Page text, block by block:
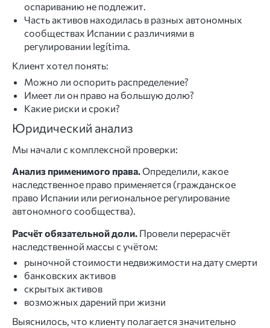
оспариванию не подлежит.
Часть активов находилась в разных автономных
сообществах Испании с различиями в
регулировании legítima.
Клиент хотел понять:
Можно ли оспорить распределение?
Имеет ли он право на большую долю?
Какие риски и сроки?
Юридический анализ
Мы начали с комплексной проверки:
Анализ применимого права.Определили, какое
наследственное право применяется (гражданское
право Испании или региональное регулирование
автономного сообщества).
Расчёт обязательной доли. Провели перерасчёт
наследственной массы с учётом:
рыночной стоимости недвижимости на дату смерти
банковских активов
скрытых активов
возможных дарений при жизни
Выяснилось, что клиенту полагается значительно